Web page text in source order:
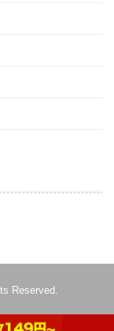
もが流すイメー
。
がつきやすいで
Reserved.